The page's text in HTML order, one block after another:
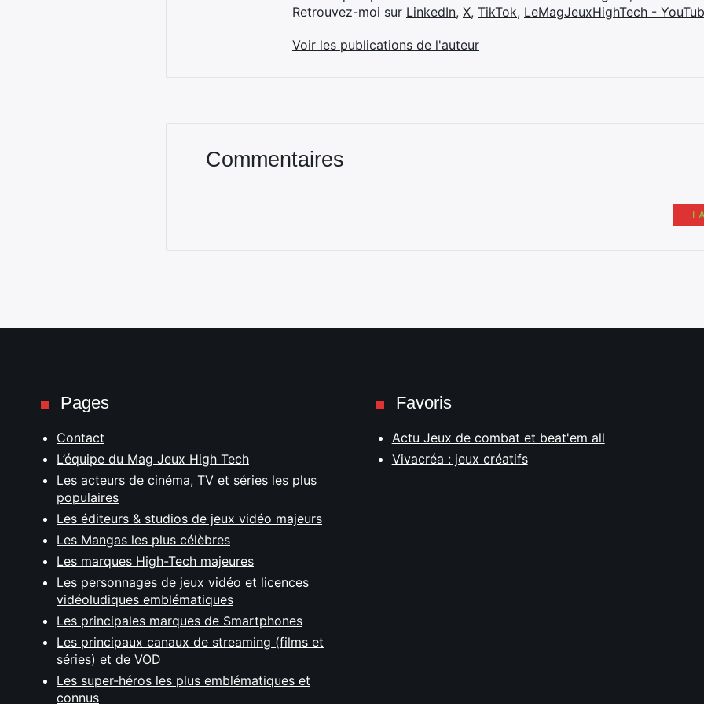
Retrouvez-moi sur LinkedIn, X, TikTok, LeMagJeuxHighTech -
Voir les publications de l'auteur
Commentaires
Pages
Contact
L’équipe du Mag Jeux High Tech
Les acteurs de cinéma, TV et séries les plus
populaires
Les éditeurs & studios de jeux vidéo majeurs
Les Mangas les plus célèbres
Les marques High-Tech majeures
Les personnages de jeux vidéo et licences
vidéoludiques emblématiques
Les principales marques de Smartphones
Les principaux canaux de streaming (films et
séries) et de VOD
Les super-héros les plus emblématiques et
connus
Favoris
Actu Jeux de combat et beat'em all
Vivacréa : jeux créatifs